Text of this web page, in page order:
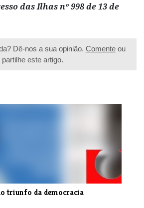
das Ilhas nº 998 de 13 de
Dê-nos a sua opinião. Comenteou
partilhe este artigo.
triunfo da democracia